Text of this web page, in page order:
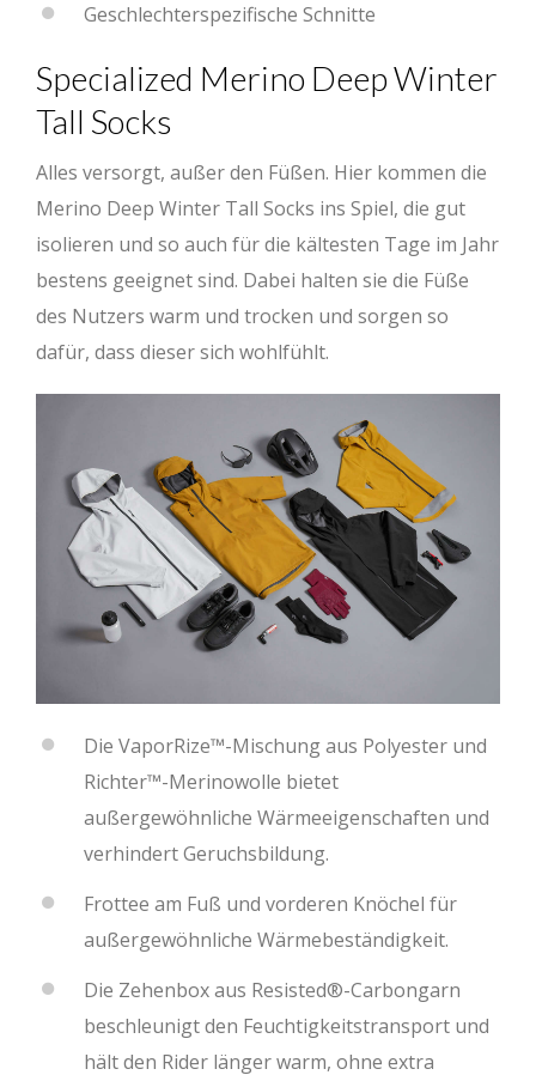
Geschlechterspezifische Schnitte
Specialized Merino Deep Winter
Tall Socks
Alles versorgt, außer den Füßen. Hier kommen die
Merino Deep Winter Tall Socks ins Spiel, die gut
isolieren und so auch für die kältesten Tage im Jahr
bestens geeignet sind. Dabei halten sie die Füße
des Nutzers warm und trocken und sorgen so
dafür, dass dieser sich wohlfühlt.
Die VaporRize™-Mischung aus Polyester und
Richter™-Merinowolle bietet
außergewöhnliche Wärmeeigenschaften und
verhindert Geruchsbildung.
Frottee am Fuß und vorderen Knöchel für
außergewöhnliche Wärmebeständigkeit.
Die Zehenbox aus Resisted®-Carbongarn
beschleunigt den Feuchtigkeitstransport und
hält den Rider länger warm, ohne extra